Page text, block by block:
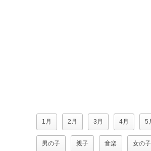
1月 2月 3月 4月 5
男の子 親子 音楽 女の子